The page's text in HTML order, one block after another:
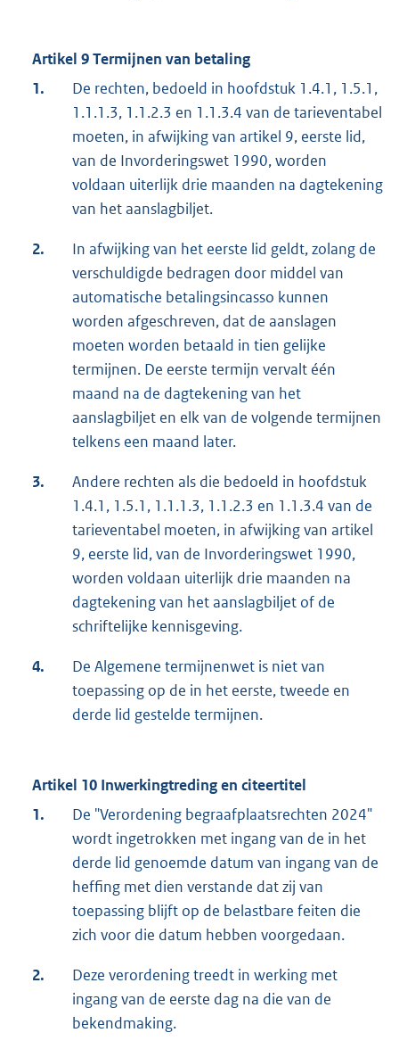
Artikel 9 Termijnen van betaling
1.
De rechten, bedoeld in hoofdstuk 1.4.1, 1.5.1,
1.1.1.3, 1.1.2.3 en 1.1.3.4 van de tarieventabel
moeten, in afwijking van artikel 9, eerste lid,
van de Invorderingswet 1990, worden
voldaan uiterlijk drie maanden na dagtekening
van het aanslagbiljet.
2.
In afwijking van het eerste lid geldt, zolang de
verschuldigde bedragen door middel van
automatische betalingsincasso kunnen
worden afgeschreven, dat de aanslagen
moeten worden betaald in tien gelijke
termijnen. De eerste termijn vervalt één
maand na de dagtekening van het
aanslagbiljet en elk van de volgende termijnen
telkens een maand later.
3.
Andere rechten als die bedoeld in hoofdstuk
1.4.1, 1.5.1, 1.1.1.3, 1.1.2.3 en 1.1.3.4 van de
tarieventabel moeten, in afwijking van artikel
9, eerste lid, van de Invorderingswet 1990,
worden voldaan uiterlijk drie maanden na
dagtekening van het aanslagbiljet of de
schriftelijke kennisgeving.
4.
De Algemene termijnenwet is niet van
toepassing op de in het eerste, tweede en
derde lid gestelde termijnen.
Artikel 10 Inwerkingtreding en citeertitel
1.
De "Verordening begraafplaatsrechten 2024"
wordt ingetrokken met ingang van de in het
derde lid genoemde datum van ingang van de
heffing met dien verstande dat zij van
toepassing blijft op de belastbare feiten die
zich voor die datum hebben voorgedaan.
2.
Deze verordening treedt in werking met
ingang van de eerste dag na die van de
bekendmaking.